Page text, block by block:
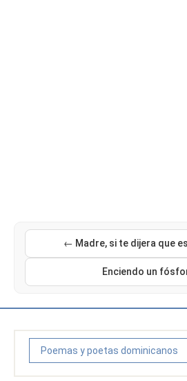
← Madre, si te dijera que
Enciendo un
Poemas y poetas dominicanos